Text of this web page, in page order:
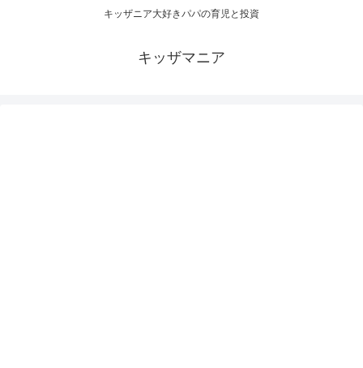
キッザニア大好きパパの育児と投資
キッザマニア